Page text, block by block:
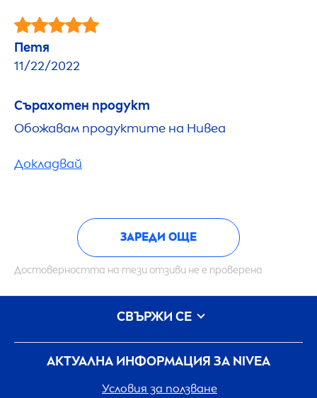
Петя
11/22/2022
Сърахотен продукт
Обожавам продуктите на Нивеа
Докладвай
ЗАРЕДИ ОЩЕ
Достоверността на тези отзиви не е проверена
АКТУАЛНА ИНФОРМАЦИЯ ЗА NIVEA
Условия за ползване
СВЪРЖИ СЕ